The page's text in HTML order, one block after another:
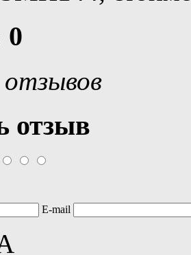
отзыв
E-mail